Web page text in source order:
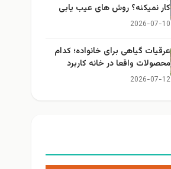
کار نمیکنه؟ روش های عیب یابی
2026-07-10
عرقیات گیاهی برای خانواده؛ کدام
محصولات واقعا در خانه کاربرد
دارند؟
2026-07-12